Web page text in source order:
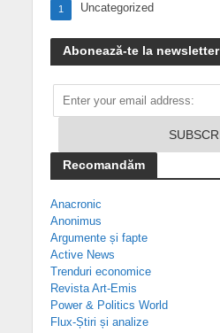
Uncategorized
1
Abonează-te la newsletter
Recomandăm
Anacronic
Anonimus
Argumente și fapte
Active News
Trenduri economice
Revista Art-Emis
Power & Politics World
Flux-Știri și analize